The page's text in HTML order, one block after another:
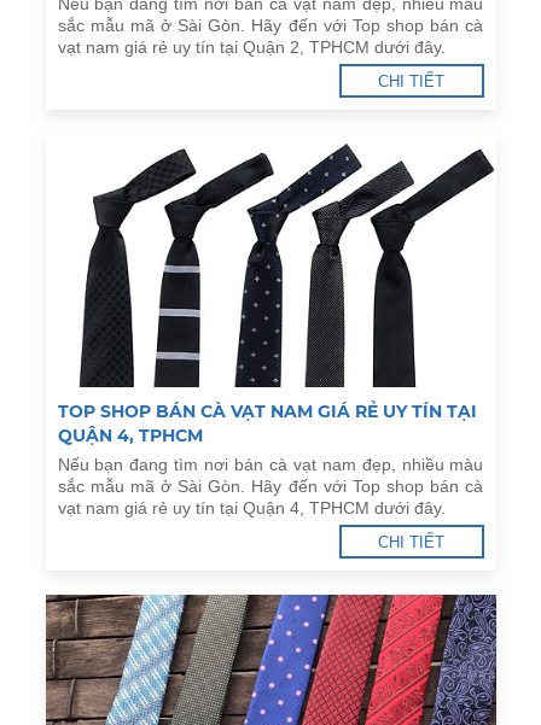
sắc mẫu mã ở Sài Gòn. Hãy đến với Top shop bán cà
vạt nam giá rẻ uy tín tại Quận 2, TPHCM dưới đây.
CHI TIẾT
TOP SHOP BÁN CÀ VẠT NAM GIÁ RẺ UY TÍN TẠI
QUẬN 4, TPHCM
Nếu bạn đang tìm nơi bán cà vạt nam đẹp, nhiều màu
sắc mẫu mã ở Sài Gòn. Hãy đến với Top shop bán cà
vạt nam giá rẻ uy tín tại Quận 4, TPHCM dưới đây.
CHI TIẾT